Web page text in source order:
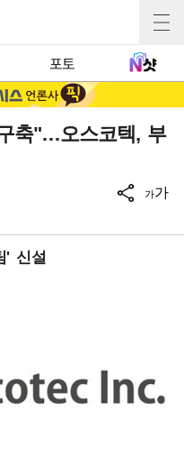
포토
축"…오스코텍, 부
가가
' 신설